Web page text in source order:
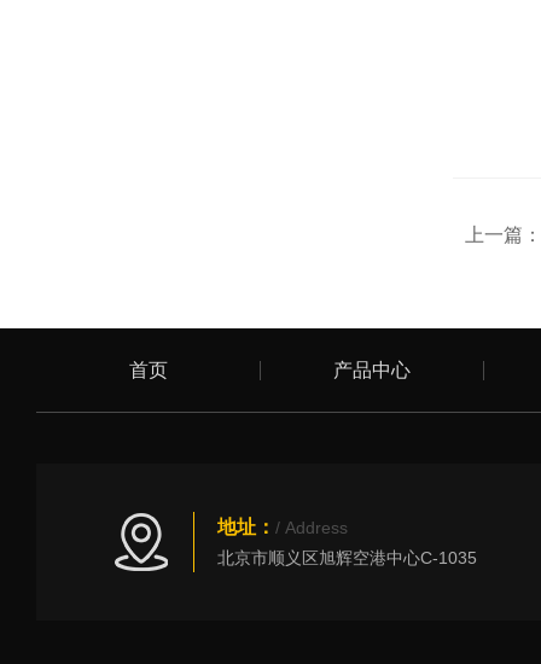
上一篇：
首页 产品中心
地址： / Address
北京市顺义区旭辉空港中心C-1035